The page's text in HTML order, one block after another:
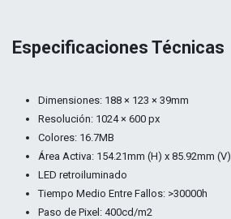
Especificaciones Técnicas
Dimensiones: 188 × 123 × 39mm
Resolución: 1024 × 600 px
Colores: 16.7MB
Área Activa: 154.21mm (H) x 85.92mm (V)
LED retroiluminado
Tiempo Medio Entre Fallos: >30000h
Paso de Pixel: 400cd/m2